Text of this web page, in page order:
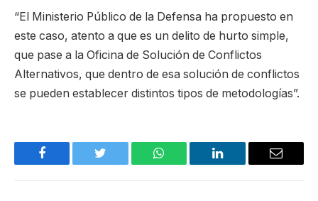
“El Ministerio Público de la Defensa ha propuesto en
este caso, atento a que es un delito de hurto simple,
que pase a la Oficina de Solución de Conflictos
Alternativos, que dentro de esa solución de conflictos
se pueden establecer distintos tipos de metodologías”.
Facebook Twitter WhatsApp LinkedIn Email